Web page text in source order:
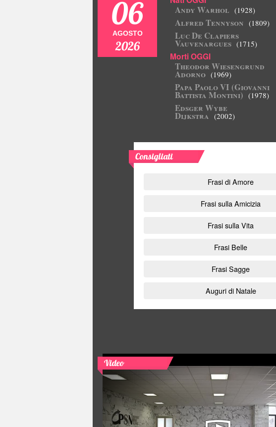
06
AGOSTO
2026
Andy Warhol (1928)
Alfred Tennyson (1809)
Luc De Clapiers
Vauvenargues (1715)
Morti OGGI
Theodor Wiesengrund
Adorno (1969)
Papa Paolo VI (Giovanni
Battista Montini) (1978)
Edsger Wybe
Dijkstra (2002)
Consigliati
Frasi di Amore
Frasi sulla Amicizia
Frasi sulla Vita
Frasi Belle
Frasi Sagge
Auguri di Natale
Video